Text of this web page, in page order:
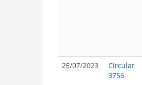
25/07/2023
Circular
3756